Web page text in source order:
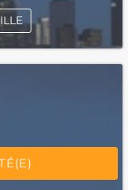
avis